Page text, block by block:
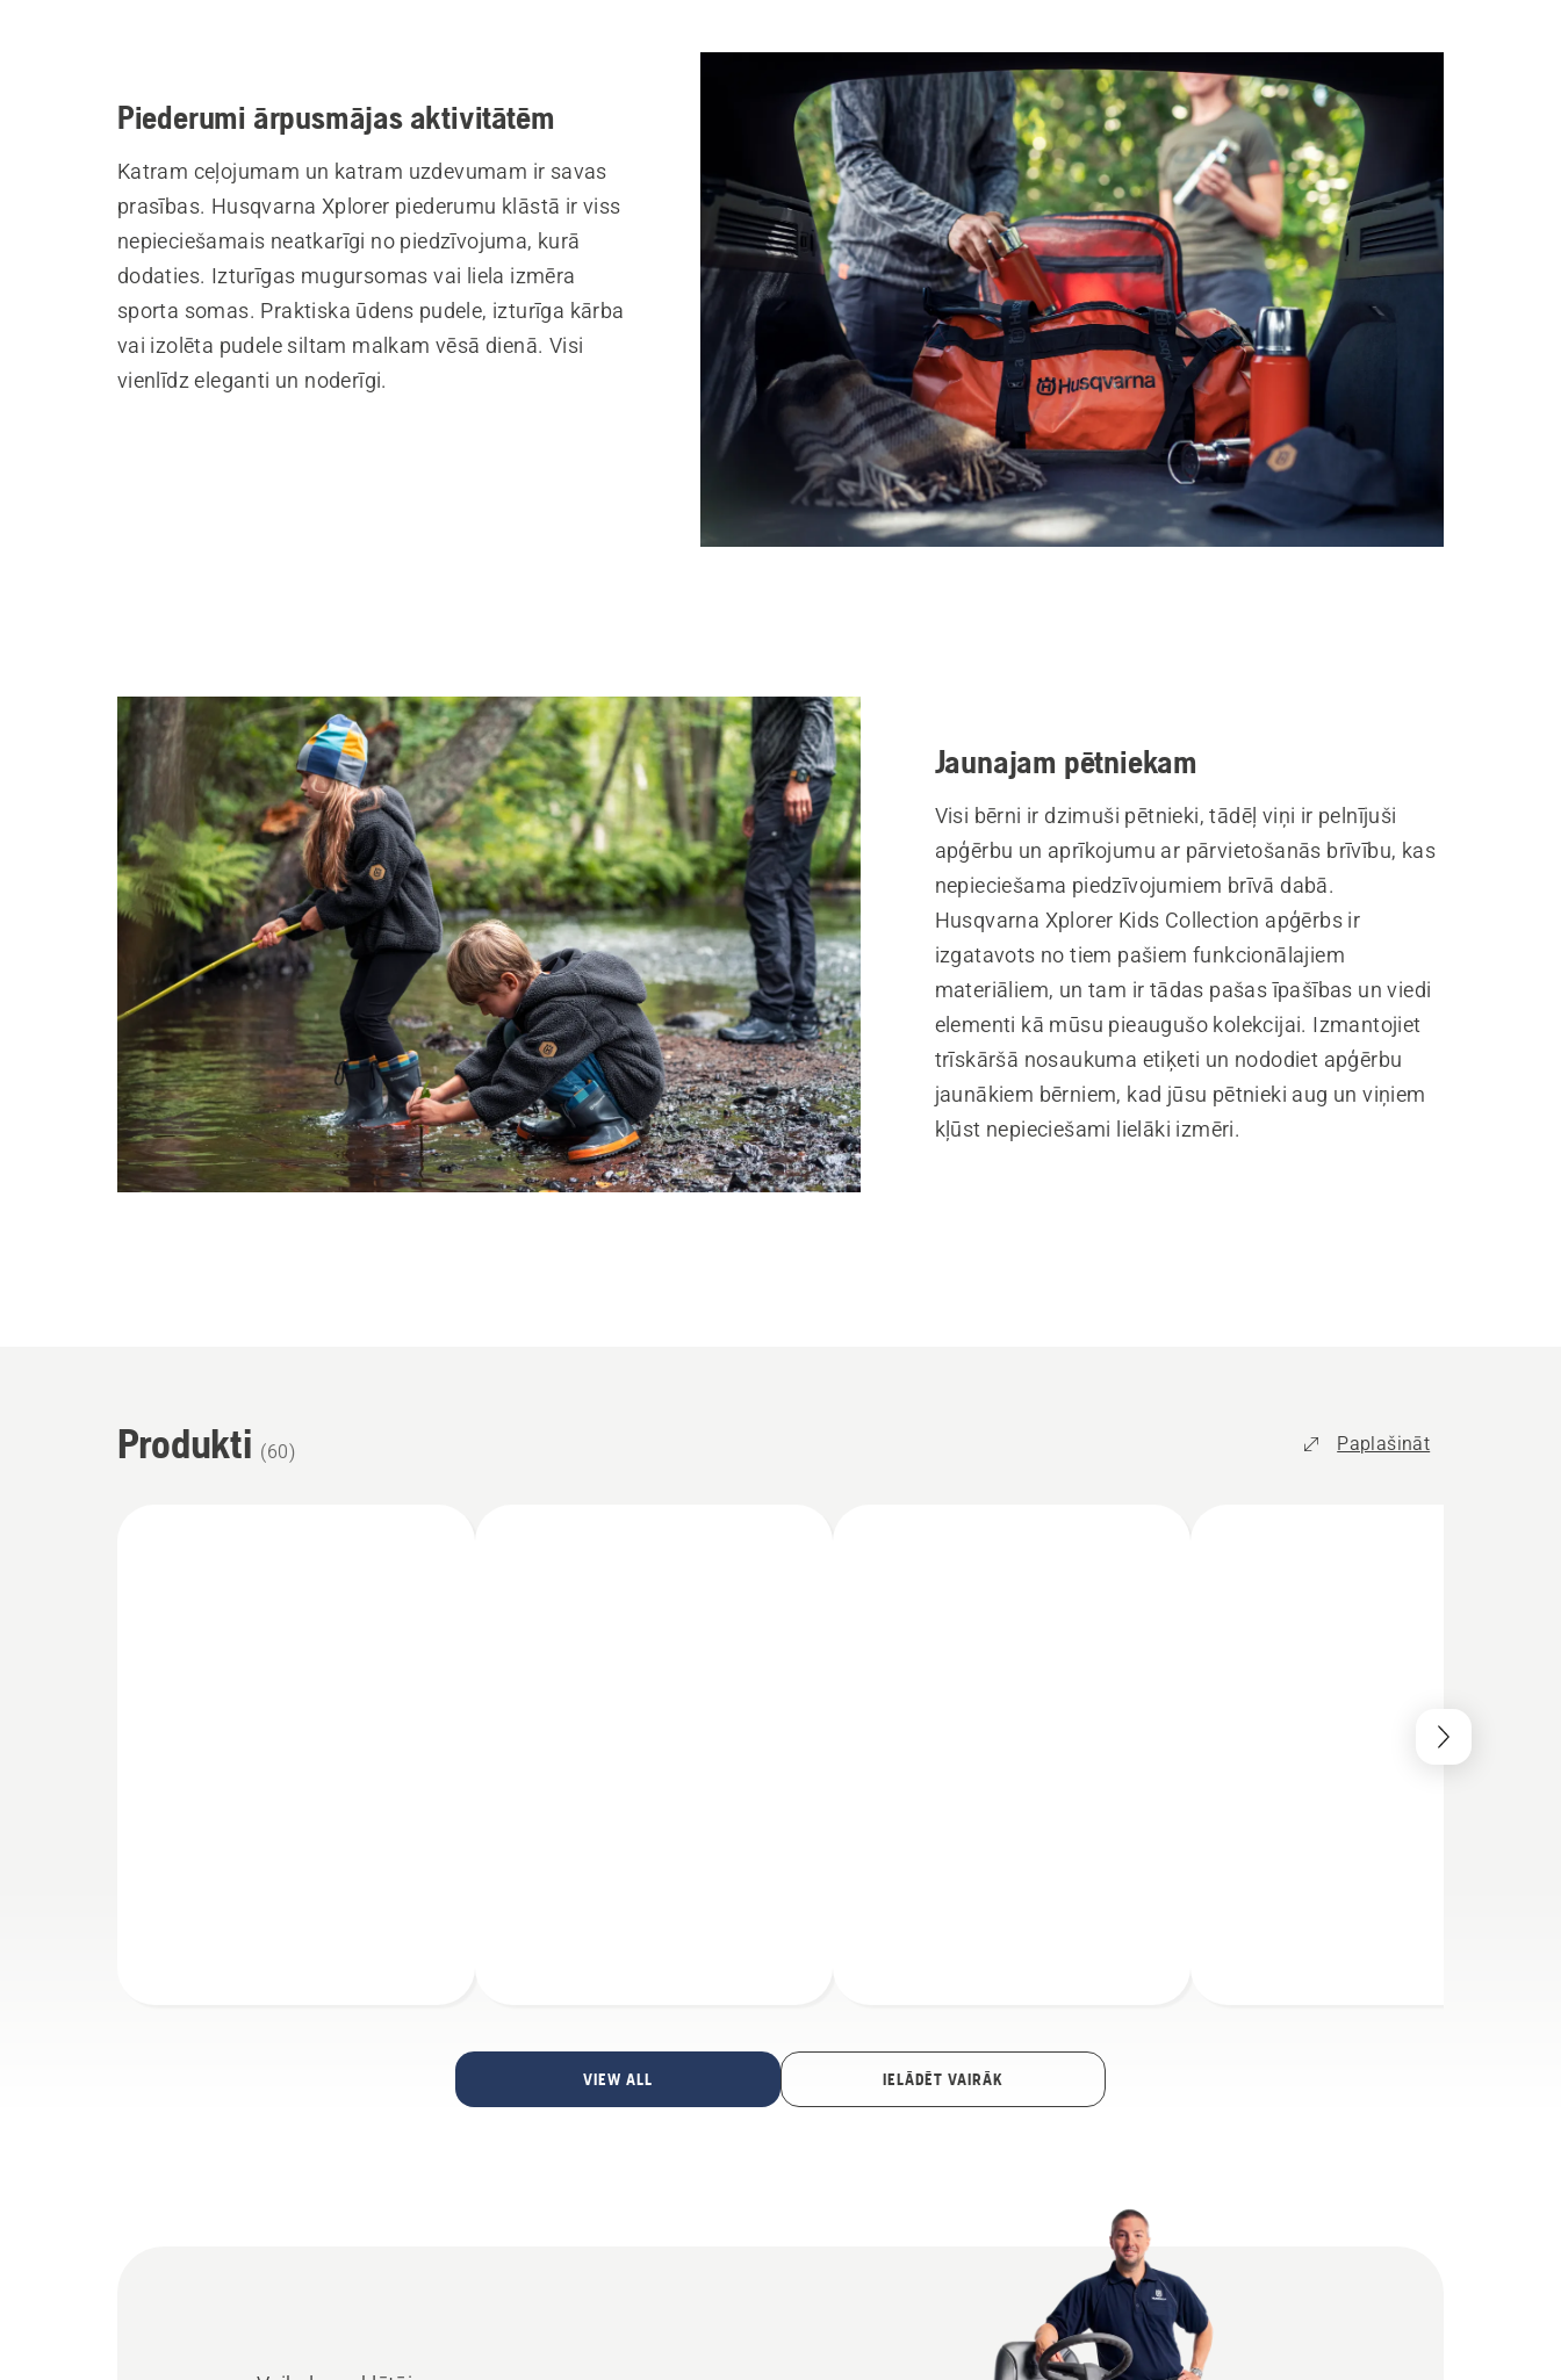
Piederumi ārpusmājas aktivitātēm
Katram ceļojumam un katram uzdevumam ir savas
prasības. Husqvarna Xplorer piederumu klāstā ir viss
nepieciešamais neatkarīgi no piedzīvojuma, kurā
dodaties. Izturīgas mugursomas vai liela izmēra
sporta somas. Praktiska ūdens pudele, izturīga kārba
vai izolēta pudele siltam malkam vēsā dienā. Visi
vienlīdz eleganti un noderīgi.
Jaunajam pētniekam
Visi bērni ir dzimuši pētnieki, tādēļ viņi ir pelnījuši
apģērbu un aprīkojumu ar pārvietošanās brīvību, kas
nepieciešama piedzīvojumiem brīvā dabā.
Husqvarna Xplorer Kids Collection apģērbs ir
izgatavots no tiem pašiem funkcionālajiem
materiāliem, un tam ir tādas pašas īpašības un viedi
elementi kā mūsu pieaugušo kolekcijai. Izmantojiet
trīskāršā nosaukuma etiķeti un nododiet apģērbu
jaunākiem bērniem, kad jūsu pētnieki aug un viņiem
kļūst nepieciešami lielāki izmēri.
Produkti (60) Paplašināt
VIEW ALL IELĀDĒT VAIRĀK